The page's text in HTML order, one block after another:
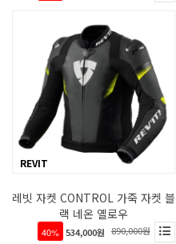
REVIT
레빗 자켓 CONTROL 가죽 자켓 블
랙 네온 옐로우
40% 534,000원 890,000원